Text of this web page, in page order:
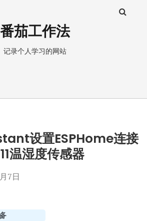
番茄工作法
记录个人学习的网站
设置ESPHome连接
温湿度传感器
7日